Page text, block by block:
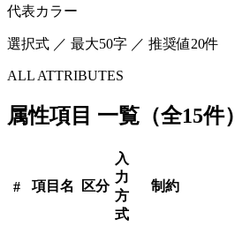
代表カラー
選択式 ／ 最大50字 ／ 推奨値20件
ALL ATTRIBUTES
属性項目 一覧（全15件）
# 項目名 区分
入
力
方
式
制約